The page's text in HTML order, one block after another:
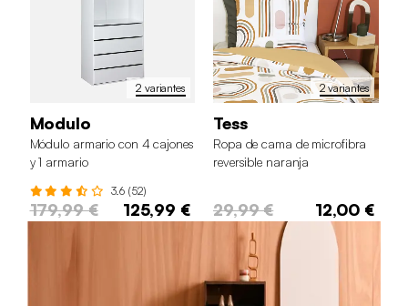
2 variantes
Modulo
Módulo armario con 4 cajones
y 1 armario
3.6 (52)
179,99 € 125,99 €
2 variantes
Tess
Ropa de cama de microfibra
reversible naranja
29,99 € 12,00 €